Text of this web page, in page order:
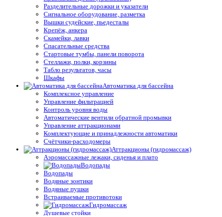
Разделительные дорожки и указатели
Cигнальное оборудование, разметка
Вышки судейские, пьедесталы
Крепёж, анкера
Скамейки, лавки
Спасательные средства
Стартовые тумбы, панели поворота
Стеллажи, полки, корзины
Табло результатов, часы
Шкафы
Автоматика для бассейна
Комплексное управление
Управление фильтрацией
Контроль уровня воды
Автоматические вентили обратной промывки
Управление аттракционами
Комплектующие и принадлежности автоматики
Счётчики-расходомеры
Аттракционы (гидромассаж)
Аэромассажные лежаки, сиденья и плато
Водопады
Водопады
Водяные зонтики
Водяные пушки
Встраиваемые противотоки
Гидромассаж
Душевые стойки